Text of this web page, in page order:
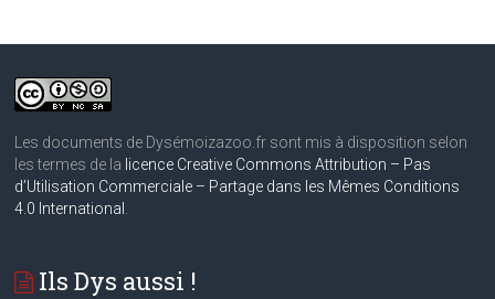
Les documents de Dysémoizazoo.fr sont mis à disposition selon
les termes de la licence Creative Commons Attribution – Pas
d’Utilisation Commerciale – Partage dans les Mêmes Conditions
4.0 International
Ils Dys aussi !